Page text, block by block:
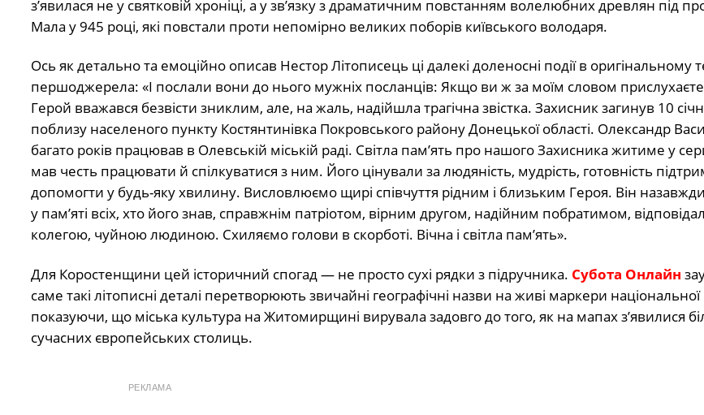
з’явилася не у святковій хроніці, а у зв’язку з драматичним повстанням волелюбних древлян під
Мала у 945 році, які повстали проти непомірно великих поборів київського володаря.
Ось як детально та емоційно описав Нестор Літописець ці далекі доленосні події в оригінальному
першоджерела: «І послали вони до нього мужніх посланців: Якщо ви ж за моїм словом
Герой вважався безвісти зниклим, але, на жаль, надійшла трагічна звістка. Захисник загинув 10
поблизу населеного пункту Костянтинівка Покровського району Донецької області. Олександр
багато років працював в Олевській міській раді. Світла пам’ять про нашого Захисника житиме у
мав честь працювати й спілкуватися з ним. Його цінували за людяність, мудрість, готовність
допомогти у будь-яку хвилину. Висловлюємо щирі співчуття рідним і близьким Героя. Він
у пам’яті всіх, хто його знав, справжнім патріотом, вірним другом, надійним побратимом,
колегою, чуйною людиною. Схиляємо голови в скорботі. Вічна і світла пам’ять».
Для Коростенщини цей історичний спогад — не просто сухі рядки з підручника. Субота Онлайн
саме такі літописні деталі перетворюють звичайні географічні назви на живі маркери національної
показуючи, що міська культура на Житомирщині вирувала задовго до того, як на мапах з’явилися
сучасних європейських столиць.
РЕКЛАМА